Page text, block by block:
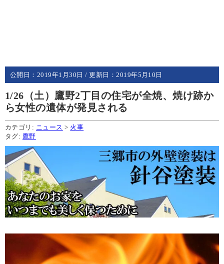
公開日： 2019年1月30日 / 更新日：2019年5月10日
1/26（土）鷹野2丁目の住宅が全焼、焼け跡か
ら女性の遺体が発見される
カテゴリ: ニュース > 火事
タグ: 鷹野